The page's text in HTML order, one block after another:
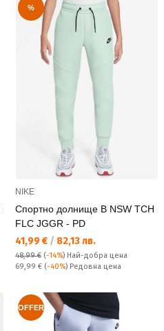
%
NIKE
Спортно долнище B NSW TCH
FLC JGGR - PD
Текуща цена:
41,99 € / 82,13 лв.
48,99 € (-14%) Най-добра цена
Редовна цена:
69,99 € (-40%) Редовна цена
OFFER